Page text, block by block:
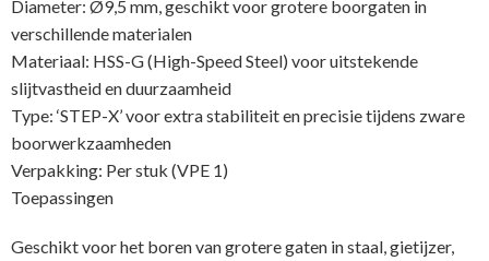
Diameter: Ø9,5 mm, geschikt voor grotere boorgaten in
verschillende materialen
Materiaal: HSS-G (High-Speed Steel) voor uitstekende
slijtvastheid en duurzaamheid
Type: ‘STEP-X’ voor extra stabiliteit en precisie tijdens zware
boorwerkzaamheden
Verpakking: Per stuk (VPE 1)
Toepassingen
Geschikt voor het boren van grotere gaten in staal, gietijzer,